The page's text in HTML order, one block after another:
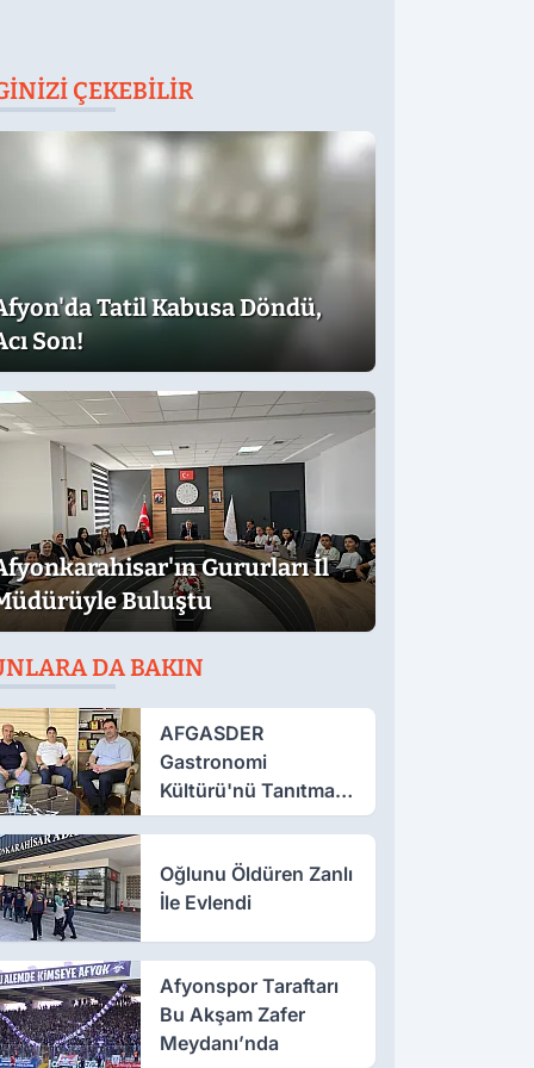
ÇEKEBILIR
Tatil Kabusa Döndü,
Son!
Gururları İl
Buluştu
DA BAKIN
AFGASDER
Gastronomi
Kültürü'nü Tanıtmak
İçin Çalışıyor
Oğlunu Öldüren Zanlı
İle Evlendi
Afyonspor Taraftarı
Bu Akşam Zafer
Meydanı’nda